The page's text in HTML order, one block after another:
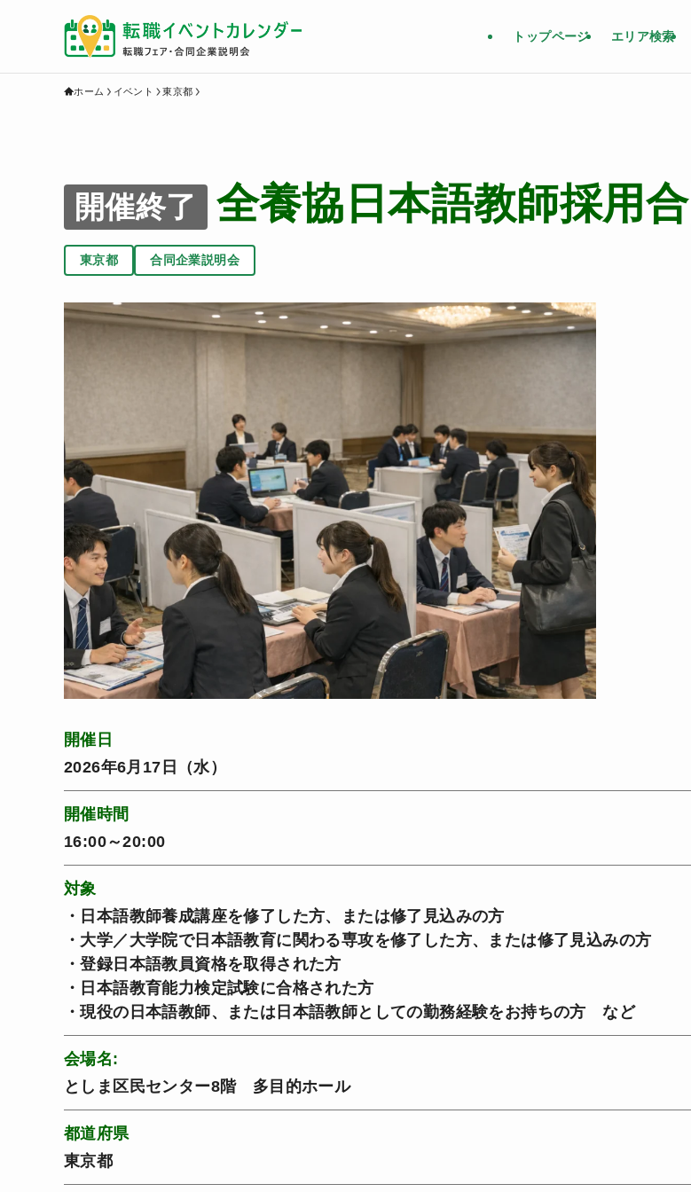
トップページ エリア検索
ホーム イベント 東京都
開催終了 全養協日本語教師採用
東京都 合同企業説明会
開催日
2026年6月17日（水）
開催時間
16:00～20:00
対象
・日本語教師養成講座を修了した方、または修了見込みの方
・大学／大学院で日本語教育に関わる専攻を修了した方、または修了見込みの方
・登録日本語教員資格を取得された方
・日本語教育能力検定試験に合格された方
・現役の日本語教師、または日本語教師としての勤務経験をお持ちの方 など
会場名:
としま区民センター8階 多目的ホール
都道府県
東京都